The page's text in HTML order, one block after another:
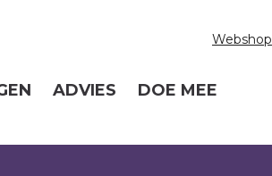
Webshop
ADVIES DOE MEE